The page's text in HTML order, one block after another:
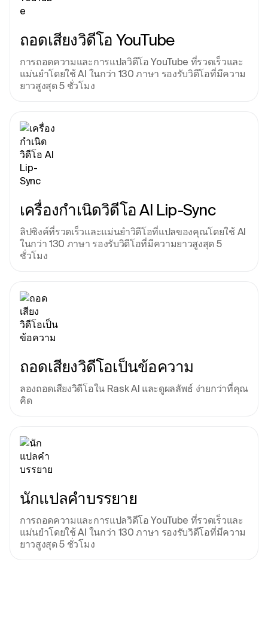
ถอดเสียงวิดีโอ YouTube
การถอดความและการแปลวิดีโอ YouTube ที่รวดเร็วและ
แม่นยําโดยใช้ AI ในกว่า 130 ภาษา รองรับวิดีโอที่มีความ
ยาวสูงสุด 5 ชั่วโมง
เครื่องกําเนิดวิดีโอ AI Lip-Sync
ลิปซิงค์ที่รวดเร็วและแม่นยําวิดีโอที่แปลของคุณโดยใช้ AI
ในกว่า 130 ภาษา รองรับวิดีโอที่มีความยาวสูงสุด 5
ชั่วโมง
ถอดเสียงวิดีโอเป็นข้อความ
ลองถอดเสียงวิดีโอใน Rask AI และดูผลลัพธ์ ง่ายกว่าที่คุณ
คิด
นักแปลคําบรรยาย
การถอดความและการแปลวิดีโอ YouTube ที่รวดเร็วและ
แม่นยําโดยใช้ AI ในกว่า 130 ภาษา รองรับวิดีโอที่มีความ
ยาวสูงสุด 5 ชั่วโมง